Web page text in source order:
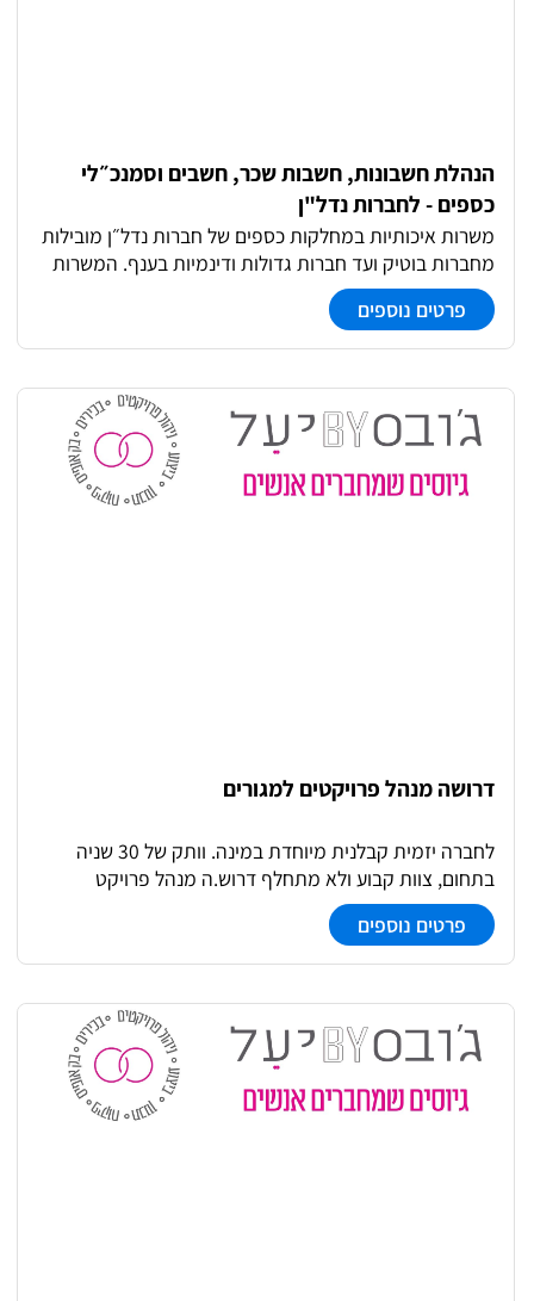
הנהלת חשבונות, חשבות שכר, חשבים וסמנכ״לי
כספים - לחברות נדל"ן
משרות איכותיות במחלקות כספים של חברות נדל״ן מובילות
מחברות בוטיק ועד חברות גדולות ודינמיות בענף. המשרות
רמה 3 עד מאזן חשבות שכר עוזרי.ות חשב חשבים.ות
סמנכ״לי.ות כספים. כל המשרות הן משרות מלאות במשרדי
בהתאם לניסיון, לידע ול-DNA המקצועי שצברתם. ומי שכבר
מכיר אותי יודע… לא מעט מהמשרות הכי טובות בכלל לא
מגיעות לפרסום 😉
פרטים נוספים
דרושה מנהל פרויקטים למגורים
לחברה יזמית קבלנית מיוחדת במינה. וותק של 30 שניה
בתחום, צוות קבוע ולא מתחלף דרוש.ה מנהל פרויקט
לפרויקט של שלושה בניינים בהוד השרון, משלב עלייה לקרקע
אם יציבות היא שם המשחק אצלך, יכול להיות שזה בדיוק
בשבילך! - ניהול הפרויקט מא' ועד ת', בקרה על לו"ז ותקציב
מול קבלני משנה - משרה מלאה
פרטים נוספים